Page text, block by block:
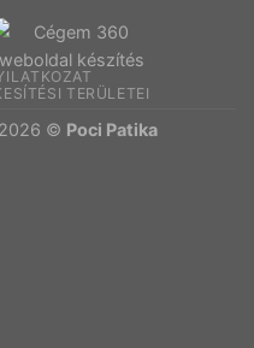
TERÜLETEI
© Poci Patika